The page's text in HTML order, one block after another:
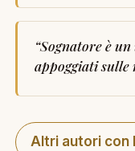
“Sognatore è
appoggiati sulle
Altri autori con